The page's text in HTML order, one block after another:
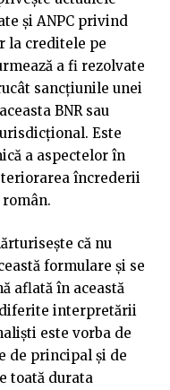
și ANPC privind
la creditele pe
a fi rezolvate
sancțiunile unei
BNR sau
Este
a aspectelor în
încrederii
că nu
formulare și se
aflată în această
diferite interpretării
este vorba de
de principal și de
toată durata